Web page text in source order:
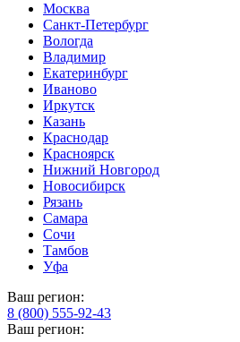
Москва
Санкт-Петербург
Вологда
Владимир
Екатеринбург
Иваново
Иркутск
Казань
Краснодар
Красноярск
Нижний Новгород
Новосибирск
Рязань
Самара
Сочи
Тамбов
Уфа
Ваш регион:
8 (800) 555-92-43
Ваш регион: